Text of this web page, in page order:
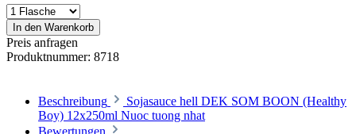
In den Warenkorb
Preis anfragen
Produktnummer: 8718
Beschreibung
Sojasauce hell DEK SOM BOON (Healthy
Boy) 12x250ml Nuoc tuong nhat
Bewertungen